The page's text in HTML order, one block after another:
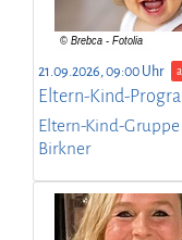
21.09.2026, 09:00 Uhr
Eltern-Kind-
Eltern-Kind-
Birkner